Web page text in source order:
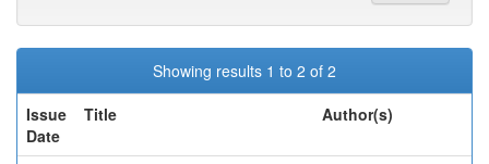
Showing results 1 to 2 of 2
Issue
Date
Title Author(s)